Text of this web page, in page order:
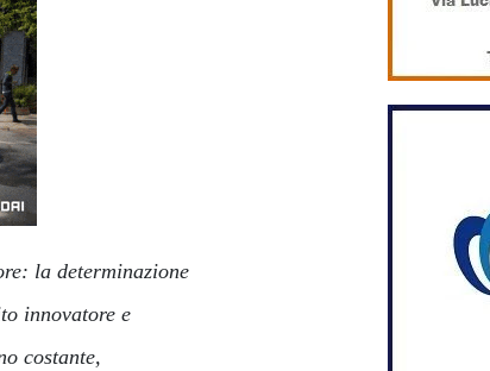
la determinazione
innovatore e
costante,